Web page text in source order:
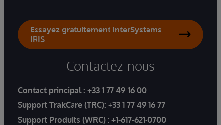
Essayez gratuitement InterSystems
IRIS
Contactez-nous
Contact principal : +33 1 77 49 16 00
Support TrakCare (TRC): +33 1 77 49 16 77
Support Produits (WRC) : +1-617-621-0700